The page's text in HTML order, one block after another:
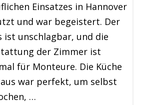
Einsatzes in Hannover
und war begeistert. Der
ist unschlagbar, und die
der Zimmer ist
für Monteure. Die Küche
war perfekt, um selbst
…